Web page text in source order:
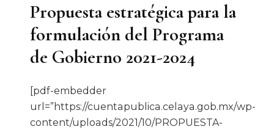
Propuesta estratégica para la
formulación del Programa
de Gobierno 2021-2024
[pdf-embedder
url=”https://cuentapublica.celaya.gob.mx/wp-
content/uploads/2021/10/PROPUESTA-